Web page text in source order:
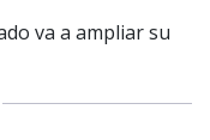
va a ampliar su